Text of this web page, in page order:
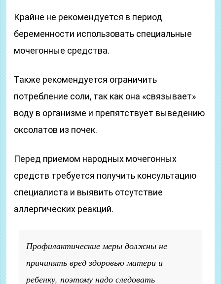
Крайне не рекомендуется в период
беременности использовать специальные
мочегонные средства.
Также рекомендуется ограничить
потребление соли, так как она «связывает»
воду в организме и препятствует выведению
оксолатов из почек.
Перед приемом народных мочегонных
средств требуется получить консультацию
специалиста и выявить отсутствие
аллергических реакций.
Профилактические меры должны не
причинять вред здоровью матери и
ребенку, поэтому надо следовать